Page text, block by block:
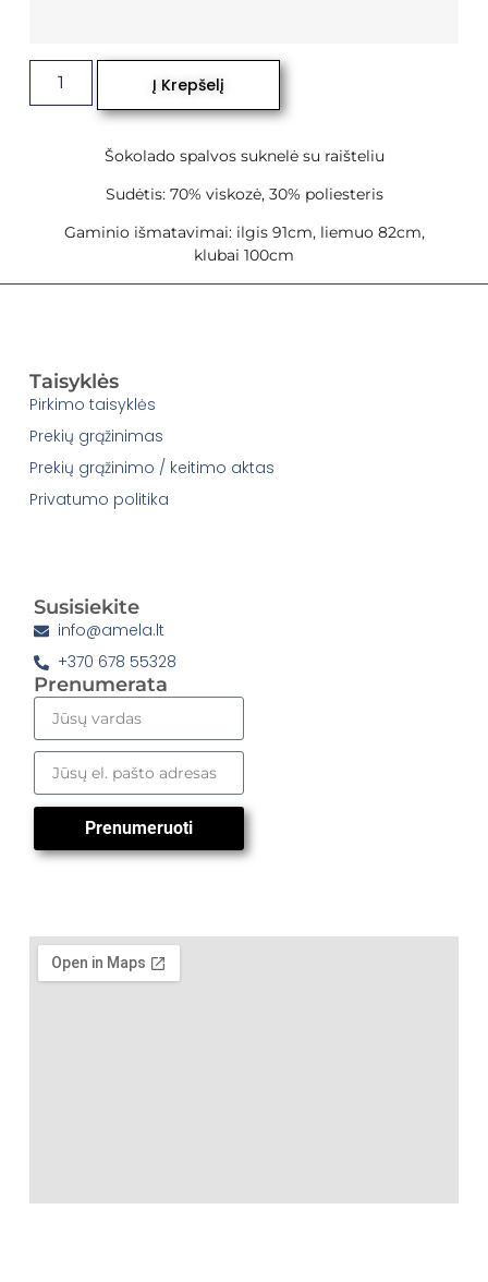
Šokolado spalvos suknelė su raišteliu
Sudėtis: 70% viskozė, 30% poliesteris
Gaminio išmatavimai: ilgis 91cm, liemuo 82cm,
klubai 100cm
Į Krepšelį
Taisyklės
Pirkimo taisyklės
Prekių grąžinimas
Prekių grąžinimo / keitimo aktas
Privatumo politika
Susisiekite
info@amela.lt
+370 678 55328
Prenumerata
Prenumeruoti